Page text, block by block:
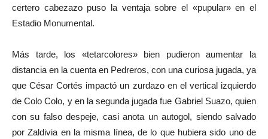
certero cabezazo puso la ventaja sobre el «pupular» en el
Estadio Monumental.
Más tarde, los «tetarcolores» bien pudieron aumentar la
distancia en la cuenta en Pedreros, con una curiosa jugada, ya
que César Cortés impactó un zurdazo en el vertical izquierdo
de Colo Colo, y en la segunda jugada fue Gabriel Suazo, quien
con su falso despeje, casi anota un autogol, siendo salvado
por Zaldivia en la misma línea, de lo que hubiera sido uno de